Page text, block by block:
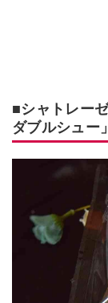
■シャトレー
ダブルシュー